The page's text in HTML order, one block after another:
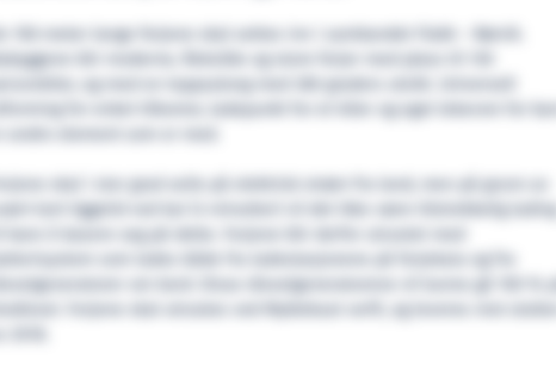
De 106 meter lange ferjene skal settes inn i sambandet Flakk – Rørvik.
Nybyggene blir moderne, fleksible og store ferjer med plass til 130
personbiler, og med en toppsalong med 360 graders utsikt. Universell
utforming for enkel tilkomst, ladepunkt for el-biler og eget lekerom for barn
Ferjene skal i stor grad seile på elektrisk strøm fra land, men på grunn av
svært kort liggetid ved kai (4 minutter) vil det ikke være tilstrekkelig lading
til bare å basere seg på dette. Ferjene blir derfor utrustet med
batterisystem som lades både fra ladestasjonene på ferjekaia og fra
dieselgeneratorer om bord. Disse dieselgeneratorene vil kunne gå 100 % på
biodiesel. Ferjene skal utrustes ved Myklebust verft, og leveres mot slutten